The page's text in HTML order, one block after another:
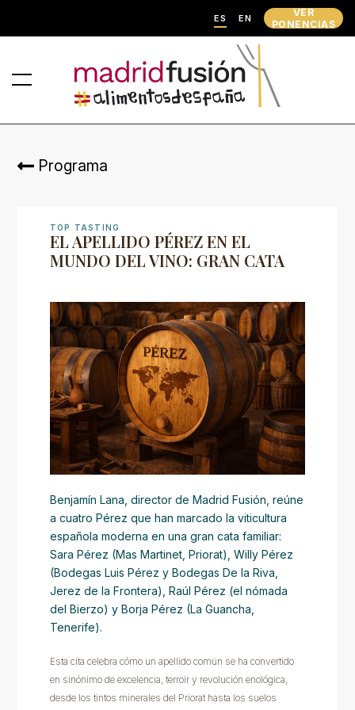
ES EN
VER
PONENCIAS
Programa
TOP TASTING
EL APELLIDO PÉREZ EN EL
MUNDO DEL VINO: GRAN CATA
Benjamín Lana, director de Madrid Fusión, reúne
a cuatro Pérez que han marcado la viticultura
española moderna en una gran cata familiar:
Sara Pérez (Mas Martinet, Priorat), Willy Pérez
(Bodegas Luis Pérez y Bodegas De la Riva,
Jerez de la Frontera), Raúl Pérez (el nómada
del Bierzo) y Borja Pérez (La Guancha,
Tenerife).
Esta cita celebra cómo un apellido común se ha convertido
en sinónimo de excelencia, terroir y revolución enológica,
desde los tintos minerales del Priorat hasta los suelos